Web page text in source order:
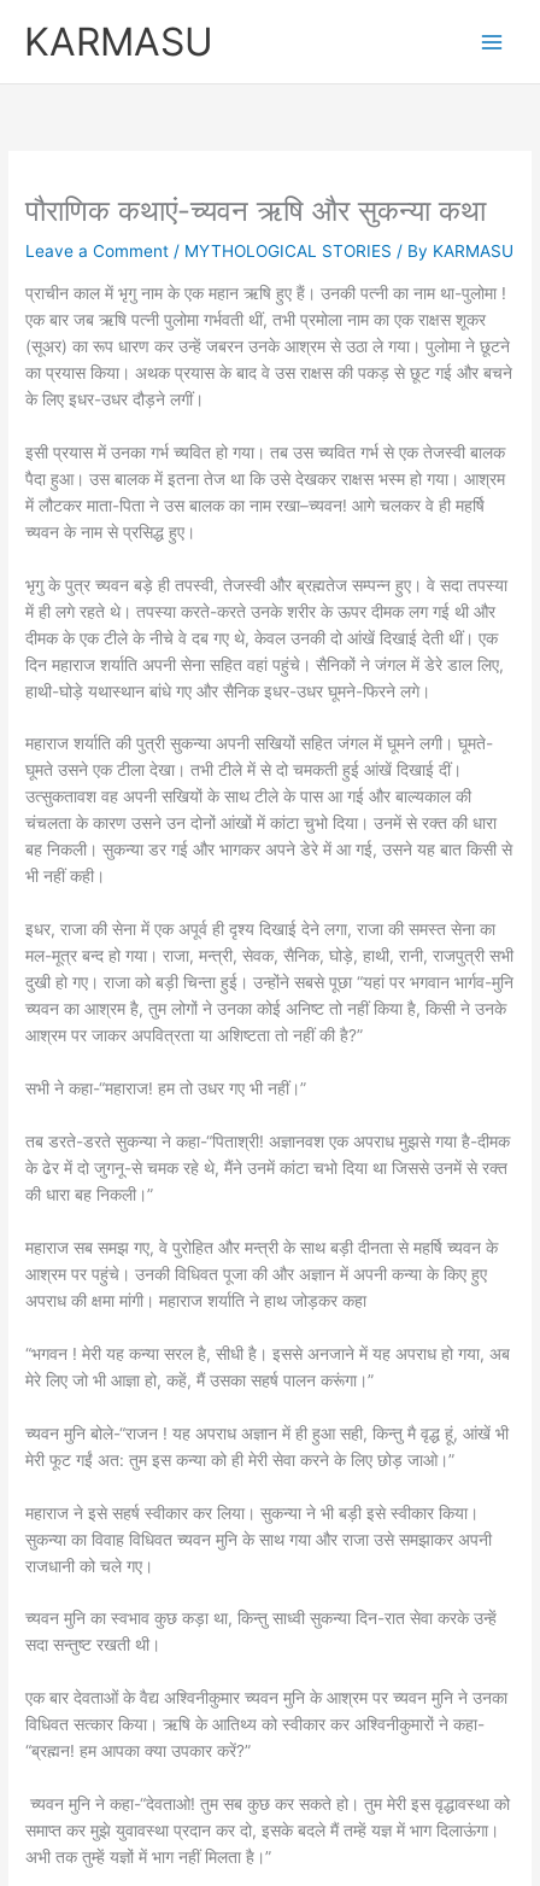
KARMASU
पौराणिक कथाएं-च्यवन ऋषि और सुकन्या कथा
Leave a Comment / MYTHOLOGICAL STORIES / By KARMASU
प्राचीन काल में भृगु नाम के एक महान ऋषि हुए हैं। उनकी पत्नी का नाम था-पुलोमा !
एक बार जब ऋषि पत्नी पुलोमा गर्भवती थीं, तभी प्रमोला नाम का एक राक्षस शूकर
(सूअर) का रूप धारण कर उन्हें जबरन उनके आश्रम से उठा ले गया। पुलोमा ने छूटने
का प्रयास किया। अथक प्रयास के बाद वे उस राक्षस की पकड़ से छूट गई और बचने
के लिए इधर-उधर दौड़ने लगीं।
इसी प्रयास में उनका गर्भ च्यवित हो गया। तब उस च्यवित गर्भ से एक तेजस्वी बालक
पैदा हुआ। उस बालक में इतना तेज था कि उसे देखकर राक्षस भस्म हो गया। आश्रम
में लौटकर माता-पिता ने उस बालक का नाम रखा–च्यवन! आगे चलकर वे ही महर्षि
च्यवन के नाम से प्रसिद्ध हुए।
भृगु के पुत्र च्यवन बड़े ही तपस्वी, तेजस्वी और ब्रह्मतेज सम्पन्न हुए। वे सदा तपस्या
में ही लगे रहते थे। तपस्या करते-करते उनके शरीर के ऊपर दीमक लग गई थी और
दीमक के एक टीले के नीचे वे दब गए थे, केवल उनकी दो आंखें दिखाई देती थीं। एक
दिन महाराज शर्याति अपनी सेना सहित वहां पहुंचे। सैनिकों ने जंगल में डेरे डाल लिए,
हाथी-घोड़े यथास्थान बांधे गए और सैनिक इधर-उधर घूमने-फिरने लगे।
महाराज शर्याति की पुत्री सुकन्या अपनी सखियों सहित जंगल में घूमने लगी। घूमते-
घूमते उसने एक टीला देखा। तभी टीले में से दो चमकती हुई आंखें दिखाई दीं।
उत्सुकतावश वह अपनी सखियों के साथ टीले के पास आ गई और बाल्यकाल की
चंचलता के कारण उसने उन दोनों आंखों में कांटा चुभो दिया। उनमें से रक्त की धारा
बह निकली। सुकन्या डर गई और भागकर अपने डेरे में आ गई, उसने यह बात किसी से
भी नहीं कही।
इधर, राजा की सेना में एक अपूर्व ही दृश्य दिखाई देने लगा, राजा की समस्त सेना का
मल-मूत्र बन्द हो गया। राजा, मन्त्री, सेवक, सैनिक, घोड़े, हाथी, रानी, राजपुत्री सभी
दुखी हो गए। राजा को बड़ी चिन्ता हुई। उन्होंने सबसे पूछा “यहां पर भगवान भार्गव-मुनि
च्यवन का आश्रम है, तुम लोगों ने उनका कोई अनिष्ट तो नहीं किया है, किसी ने उनके
आश्रम पर जाकर अपवित्रता या अशिष्टता तो नहीं की है?”
सभी ने कहा-“महाराज! हम तो उधर गए भी नहीं।”
तब डरते-डरते सुकन्या ने कहा-“पिताश्री! अज्ञानवश एक अपराध मुझसे गया है-दीमक
के ढेर में दो जुगनू-से चमक रहे थे, मैंने उनमें कांटा चभो दिया था जिससे उनमें से रक्त
की धारा बह निकली।”
महाराज सब समझ गए, वे पुरोहित और मन्त्री के साथ बड़ी दीनता से महर्षि च्यवन के
आश्रम पर पहुंचे। उनकी विधिवत पूजा की और अज्ञान में अपनी कन्या के किए हुए
अपराध की क्षमा मांगी। महाराज शर्याति ने हाथ जोड़कर कहा
“भगवन ! मेरी यह कन्या सरल है, सीधी है। इससे अनजाने में यह अपराध हो गया, अब
मेरे लिए जो भी आज्ञा हो, कहें, मैं उसका सहर्ष पालन करूंगा।”
च्यवन मुनि बोले-“राजन ! यह अपराध अज्ञान में ही हुआ सही, किन्तु मै वृद्ध हूं, आंखें भी
मेरी फूट गईं अत: तुम इस कन्या को ही मेरी सेवा करने के लिए छोड़ जाओ।”
महाराज ने इसे सहर्ष स्वीकार कर लिया। सुकन्या ने भी बड़ी इसे स्वीकार किया।
सुकन्या का विवाह विधिवत च्यवन मुनि के साथ गया और राजा उसे समझाकर अपनी
राजधानी को चले गए।
च्यवन मुनि का स्वभाव कुछ कड़ा था, किन्तु साध्वी सुकन्या दिन-रात सेवा करके उन्हें
सदा सन्तुष्ट रखती थी।
एक बार देवताओं के वैद्य अश्विनीकुमार च्यवन मुनि के आश्रम पर च्यवन मुनि ने उनका
विधिवत सत्कार किया। ऋषि के आतिथ्य को स्वीकार कर अश्विनीकुमारों ने कहा-
“ब्रह्मन! हम आपका क्या उपकार करें?”
च्यवन मुनि ने कहा-“देवताओ! तुम सब कुछ कर सकते हो। तुम मेरी इस वृद्धावस्था को
समाप्त कर मुझे युवावस्था प्रदान कर दो, इसके बदले मैं तम्हें यज्ञ में भाग दिलाऊंगा।
अभी तक तुम्हें यज्ञों में भाग नहीं मिलता है।”